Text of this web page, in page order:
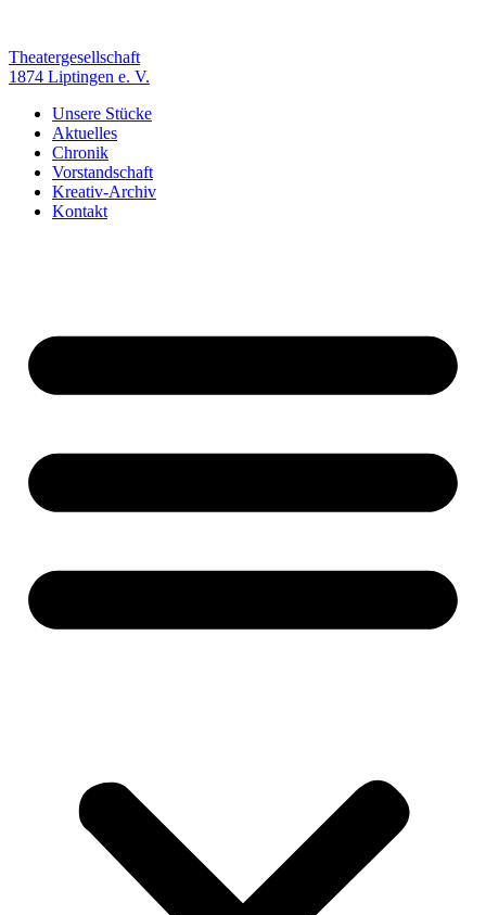
springen
Theatergesellschaft
1874 Liptingen e. V.
Unsere Stücke
Aktuelles
Chronik
Vorstandschaft
Kreativ-Archiv
Kontakt